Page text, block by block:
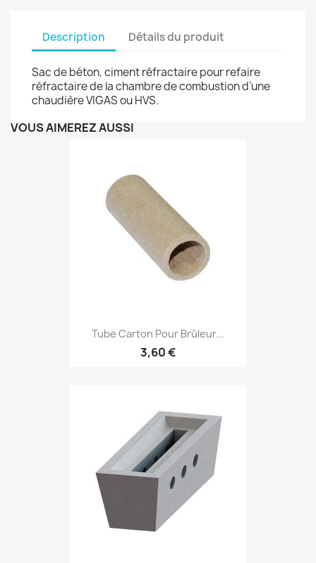
Description Détails du produit
Sac de béton, ciment réfractaire pour refaire
réfractaire de la chambre de combustion d’une
chaudière VIGAS ou HVS.
VOUS AIMEREZ AUSSI
Tube Carton Pour Brûleur...
3,60 €